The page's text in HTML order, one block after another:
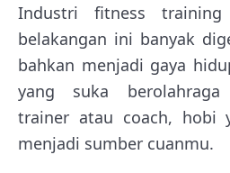
Industri fitness
belakangan ini banyak
bahkan menjadi gaya
yang suka
trainer atau coach, hobi
menjadi sumber cuanmu.